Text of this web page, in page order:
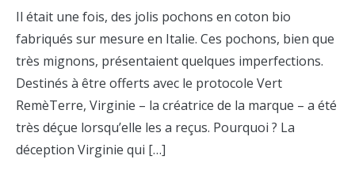
Il était une fois, des jolis pochons en coton bio
fabriqués sur mesure en Italie. Ces pochons, bien que
très mignons, présentaient quelques imperfections.
Destinés à être offerts avec le protocole Vert
RemèTerre, Virginie – la créatrice de la marque – a été
très déçue lorsqu’elle les a reçus. Pourquoi ? La
déception Virginie qui […]